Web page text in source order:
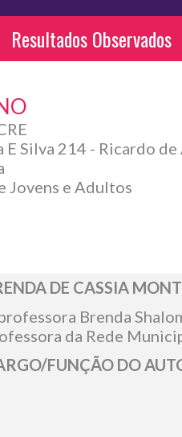
Resultados Observados
Silva 214 - Ricardo
Jovens e Adultos
DE CASSIA
Brenda
da Rede
FUNÇÃO DO